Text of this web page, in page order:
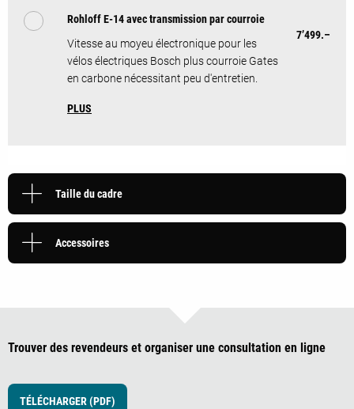
Rohloff E-14 avec transmission par courroie
Vitesse au moyeu électronique pour les
vélos électriques Bosch plus courroie Gates
en carbone nécessitant peu d'entretien.
PLUS
7’499.–
Taille du cadre
Accessoires
Trouver des revendeurs et organiser une consultation en ligne
TÉLÉCHARGER (PDF)